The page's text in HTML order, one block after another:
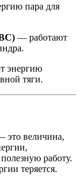
пара для
— работают
энергию
тяги.
это величина,
работу.
теряется.